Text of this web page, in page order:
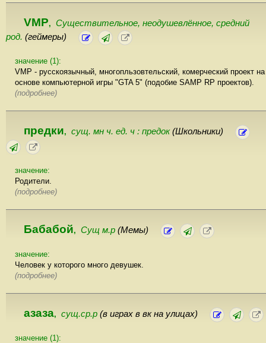
VMP, Существительное, неодушевлённое, cредний
род. (геймеры)
значение (1):
VMP - русскоязычный, многопльзовтельский, комерческий проект на
основе компьютерной игры "GTA 5" (подобие SAMP RP проектов).
(подробнее)
предки, сущ. мн ч. ед. ч : предок(Школьники)
значение:
Родители.
(подробнее)
Бабабой, Сущ м.р (Мемы)
значение:
Человек у которого много девушек.
(подробнее)
азаза, сущ.ср.р (в играх в вк на улицах)
значение (1):